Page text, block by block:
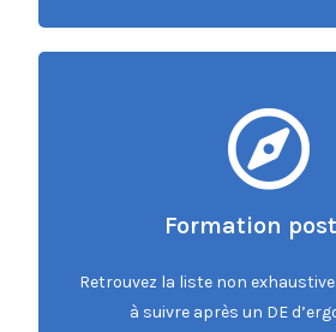
Formation post
Retrouvez la liste non
à suivre après un DE
Formation post
Accédez à la